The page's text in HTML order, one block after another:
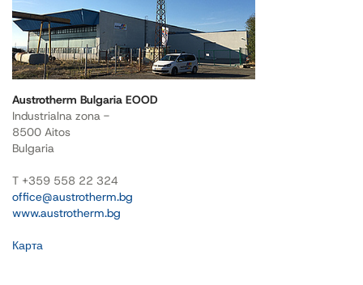
Austrotherm Bulgaria EOOD
Industrialna zona -
8500 Aitos
Bulgaria
T +359 558 22 324
office@austrotherm.bg
www.austrotherm.bg
Карта